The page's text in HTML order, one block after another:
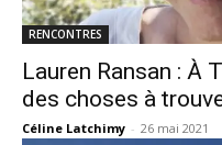
RENCONTRES
Lauren Ransan : À
des choses à
Céline Latchimy - 26 mai 2021